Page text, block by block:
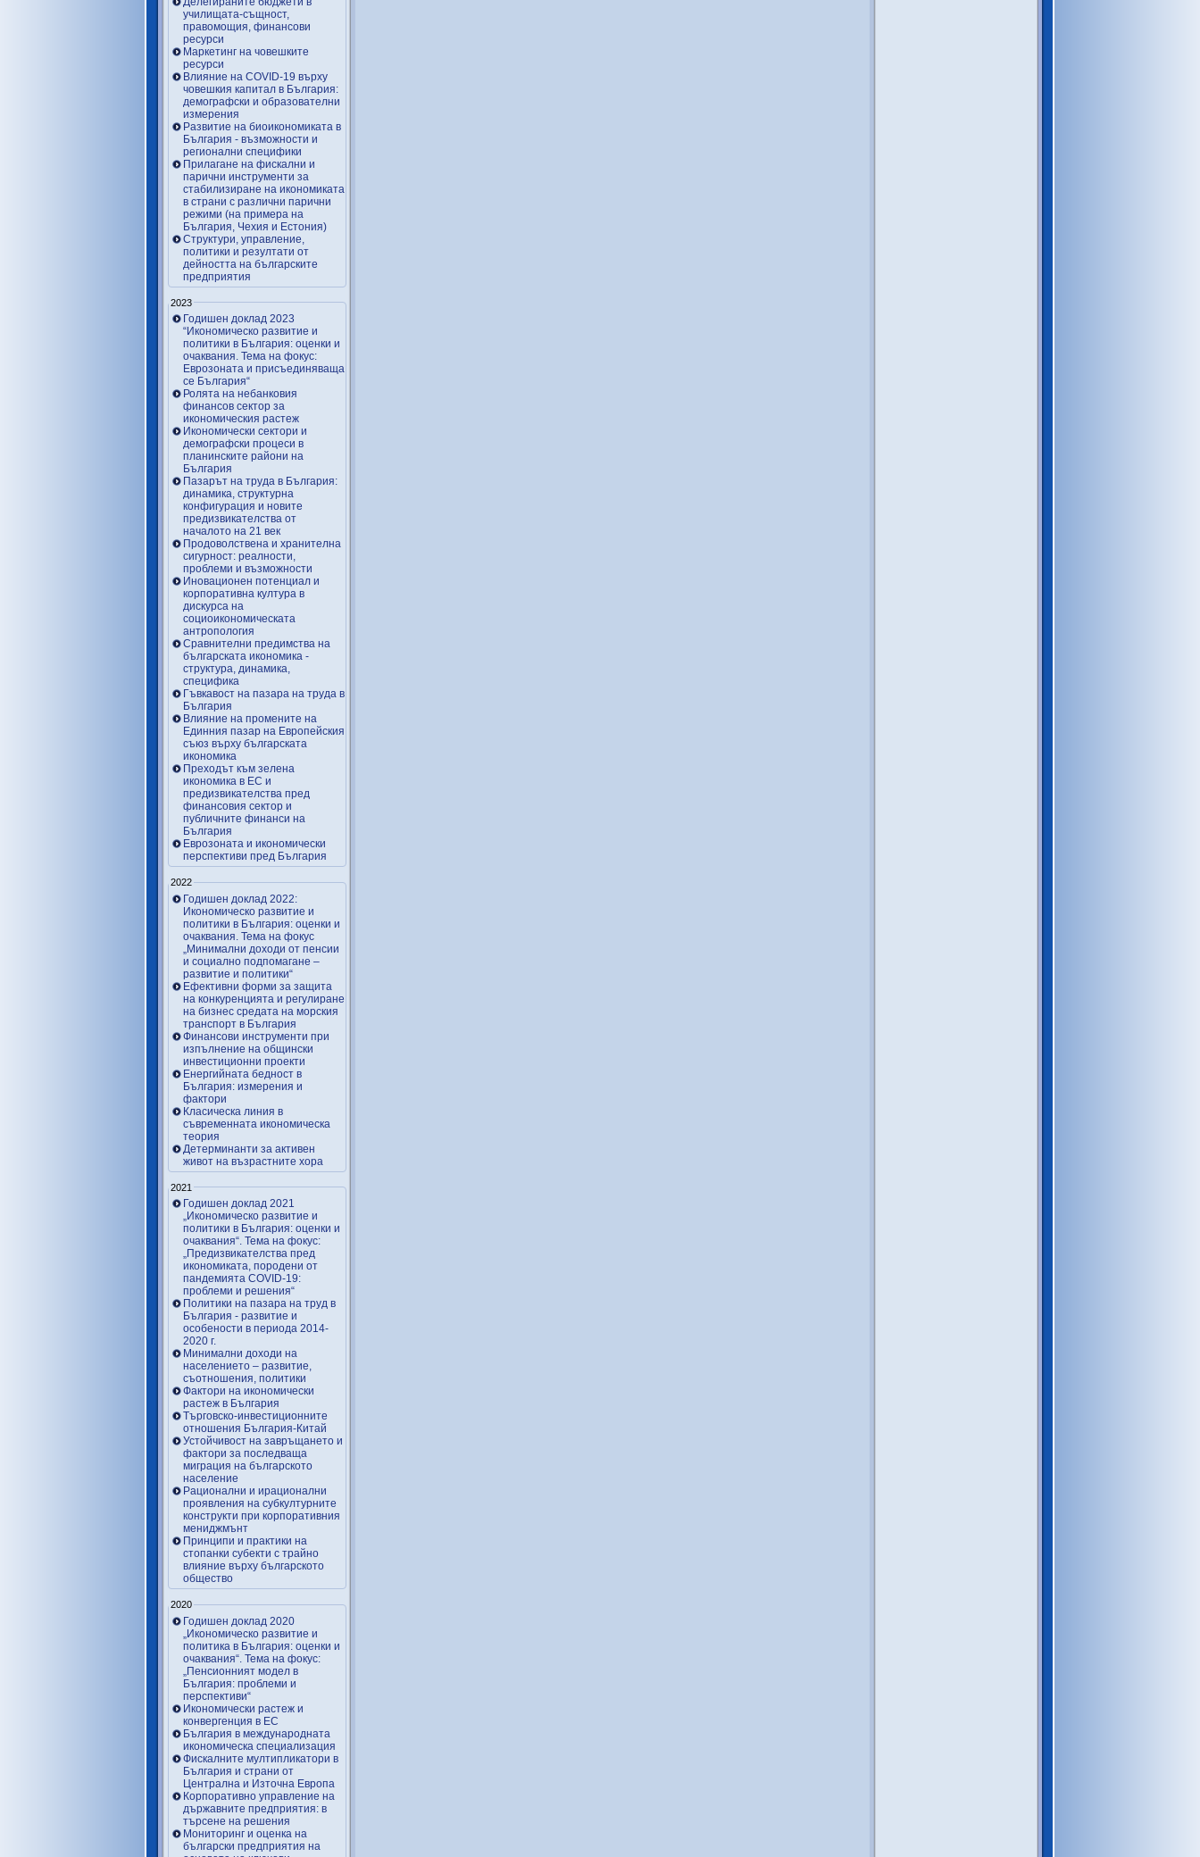
училищата-същност,
правомощия, финансови
ресурси
Маркетинг на човешките
ресурси
Влияние на COVID-19 върху
човешкия капитал в България:
демографски и образователни
измерения
Развитие на биоикономиката в
България - възможности и
регионални специфики
Прилагане на фискални и
парични инструменти за
стабилизиране на икономиката
в страни с различни парични
режими (на примера на
България, Чехия и Естония)
Структури, управление,
политики и резултати от
дейността на българските
предприятия
2023
Годишен доклад 2023
“Икономическо развитие и
политики в България: оценки и
очаквания. Тема на фокус:
Еврозоната и присъединяваща
се България“
Ролята на небанковия
финансов сектор за
икономическия растеж
Икономически сектори и
демографски процеси в
планинските райони на
България
Пазарът на труда в България:
динамика, структурна
конфигурация и новите
предизвикателства от
началото на 21 век
Продоволствена и хранителна
сигурност: реалности,
проблеми и възможности
Иновационен потенциал и
корпоративна култура в
дискурса на
социоикономическата
антропология
Сравнителни предимства на
българската икономика -
структура, динамика,
специфика
Гъвкавост на пазара на труда в
България
Влияние на промените на
Единния пазар на Европейския
съюз върху българската
икономика
Преходът към зелена
икономика в ЕС и
предизвикателства пред
финансовия сектор и
публичните финанси на
България
Еврозоната и икономически
перспективи пред България
2022
Годишен доклад 2022:
Икономическо развитие и
политики в България: оценки и
очаквания. Тема на фокус
„Минимални доходи от пенсии
и социално подпомагане –
развитие и политики“
Ефективни форми за защита
на конкуренцията и регулиране
на бизнес средата на морския
транспорт в България
Финансови инструменти при
изпълнение на общински
инвестиционни проекти
Енергийната бедност в
България: измерения и
фактори
Класическа линия в
съвременната икономическа
теория
Детерминанти за активен
живот на възрастните хора
2021
Годишен доклад 2021
„Икономическо развитие и
политики в България: оценки и
очаквания“. Тема на фокус:
„Предизвикателства пред
икономиката, породени от
пандемията COVID-19:
проблеми и решения“
Политики на пазара на труд в
България - развитие и
особености в периода 2014-
2020 г.
Минимални доходи на
населението – развитие,
съотношения, политики
Фактори на икономически
растеж в България
Търговско-инвестиционните
отношения България-Китай
Устойчивост на завръщането и
фактори за последваща
миграция на българското
население
Рационални и ирационални
проявления на субкултурните
конструкти при корпоративния
мениджмънт
Принципи и практики на
стопанки субекти с трайно
влияние върху българското
общество
2020
Годишен доклад 2020
„Икономическо развитие и
политика в България: оценки и
очаквания“. Тема на фокус:
„Пенсионният модел в
България: проблеми и
перспективи“
Икономически растеж и
конвергенция в ЕС
България в международната
икономическа специализация
Фискалните мултипликатори в
България и страни от
Централна и Източна Европа
Корпоративно управление на
държавните предприятия: в
търсене на решения
Мониторинг и оценка на
български предприятия на